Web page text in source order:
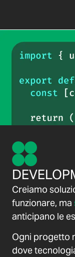
Creiamo
funzionare, ma
anticipano le
Ogni progetto
dove